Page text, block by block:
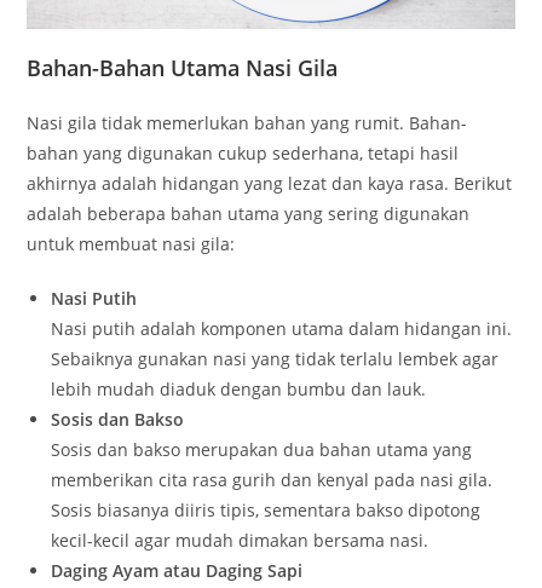
Bahan-Bahan Utama Nasi Gila
Nasi gila tidak memerlukan bahan yang rumit. Bahan-
bahan yang digunakan cukup sederhana, tetapi hasil
akhirnya adalah hidangan yang lezat dan kaya rasa. Berikut
adalah beberapa bahan utama yang sering digunakan
untuk membuat nasi gila:
Nasi Putih
Nasi putih adalah komponen utama dalam hidangan ini.
Sebaiknya gunakan nasi yang tidak terlalu lembek agar
lebih mudah diaduk dengan bumbu dan lauk.
Sosis dan Bakso
Sosis dan bakso merupakan dua bahan utama yang
memberikan cita rasa gurih dan kenyal pada nasi gila.
Sosis biasanya diiris tipis, sementara bakso dipotong
kecil-kecil agar mudah dimakan bersama nasi.
Daging Ayam atau Daging Sapi